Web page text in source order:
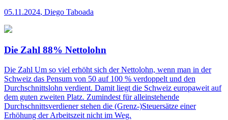
05.11.2024, Diego Taboada
Die Zahl 88% Nettolohn
Die Zahl Um so viel erhöht sich der Nettolohn, wenn man in der
Schweiz das Pensum von 50 auf 100 % verdoppelt und den
Durchschnittslohn verdient. Damit liegt die Schweiz europaweit auf
dem guten zweiten Platz. Zumindest für alleinstehende
Durchschnittsverdiener stehen die (Grenz-)Steuersätze einer
Erhöhung der Arbeitszeit nicht im Weg.